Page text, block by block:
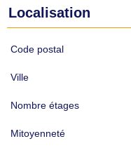
Localisation
Code postal
Ville
Nombre étages
Mitoyenneté